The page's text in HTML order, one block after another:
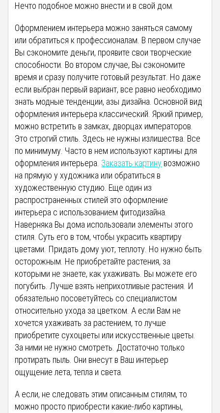
Нечто подобное можно внести и в свой дом.
Оформлением интерьера можно заняться самому
или обратиться к профессионалам. В первом случае
Вы сэкономите деньги, проявите свои творческие
способности. Во втором случае, Вы сэкономите
время и сразу получите готовый результат. Но даже
если выбран первый вариант, все равно необходимо
знать модные тенденции, азы дизайна. Основной вид
оформления интерьера классический. Яркий пример,
можно встретить в замках, дворцах императоров.
Это строгий стиль. Здесь не нужны излишества. Все
по минимуму. Часто в нем используют картины для
оформления интерьера. Заказать картину возможно
на прямую у художника или обратиться в
художественную студию. Еще один из
распространенных стилей это оформление
интерьера с использованием фитодизайна.
Наверняка Вы дома использовали элементы этого
стиля. Суть его в том, чтобы украсить квартиру
цветами. Придать дому уют, теплоту. Но нужно быть
осторожным. Не приобретайте растения, за
которыми не знаете, как ухаживать. Вы можете его
погубить. Лучше взять неприхотливые растения. И
обязательно посоветуйтесь со специалистом
относительно ухода за цветком. А если Вам не
хочется ухаживать за растением, то лучше
приобретите сухоцветы или искусственные цветы.
За ними не нужно смотреть. Достаточно только
протирать пыль. Они внесут в Ваш интерьер
ощущение лета, тепла и света.
А если, не следовать этим описанным стилям, то
можно просто приобрести какие-либо картины,